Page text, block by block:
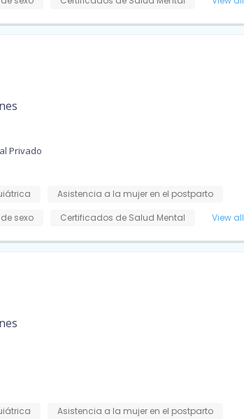
Privado
Asistencia a la mujer en el postparto
sexo Certificados de Salud Mental View all
Asistencia a la mujer en el postparto